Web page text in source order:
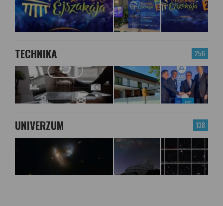
256
TECHNIKA
138
UNIVERZUM